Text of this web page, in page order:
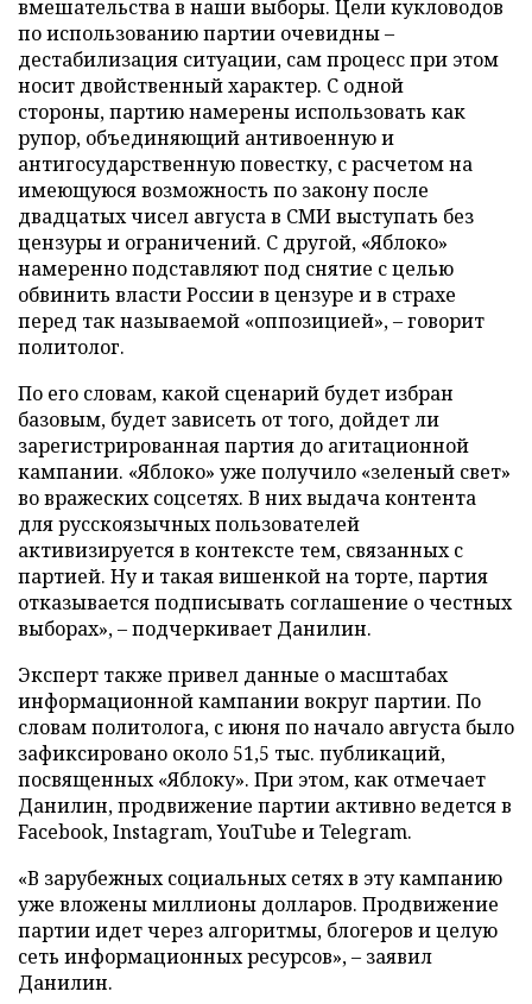
вмешательства в наши выборы. Цели кукловодов
по использованию партии очевидны –
дестабилизация ситуации, сам процесс при этом
носит двойственный характер. С одной
стороны, партию намерены использовать как
рупор, объединяющий антивоенную и
антигосударственную повестку, с расчетом на
имеющуюся возможность по закону после
двадцатых чисел августа в СМИ выступать без
цензуры и ограничений. С другой, «Яблоко»
намеренно подставляют под снятие с целью
обвинить власти России в цензуре и в страхе
перед так называемой «оппозицией», – говорит
политолог.
По его словам, какой сценарий будет избран
базовым, будет зависеть от того, дойдет ли
зарегистрированная партия до агитационной
кампании. «Яблоко» уже получило «зеленый свет»
во вражеских соцсетях. В них выдача контента
для русскоязычных пользователей
активизируется в контексте тем, связанных с
партией. Ну и такая вишенкой на торте, партия
отказывается подписывать соглашение о честных
выборах», – подчеркивает Данилин.
Эксперт также привел данные о масштабах
информационной кампании вокруг партии. По
словам политолога, с июня по начало августа было
зафиксировано около 51,5 тыс. публикаций,
посвященных «Яблоку». При этом, как отмечает
Данилин, продвижение партии активно ведется в
Facebook, Instagram, YouTube и Telegram.
«В зарубежных социальных сетях в эту кампанию
уже вложены миллионы долларов. Продвижение
партии идет через алгоритмы, блогеров и целую
сеть информационных ресурсов», – заявил
Данилин.